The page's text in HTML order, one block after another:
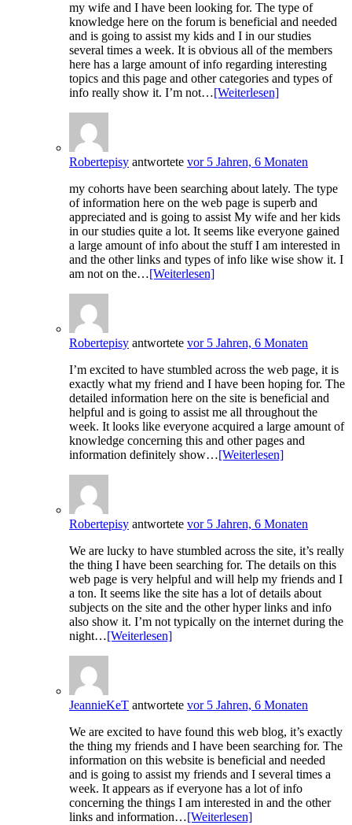
my wife and I have been looking for. The type of
knowledge here on the forum is beneficial and needed
and is going to assist my kids and I in our studies
several times a week. It is obvious all of the members
here has a large amount of info regarding interesting
topics and this page and other categories and types of
info really show it. I’m not…[Weiterlesen]
Robertepisy antwortete vor 5 Jahren, 6 Monaten
my cohorts have been searching about lately. The type
of information here on the web page is superb and
appreciated and is going to assist My wife and her kids
in our studies quite a lot. It seems like everyone gained
a large amount of info about the stuff I am interested in
and the other links and types of info like wise show it. I
am not on the…[Weiterlesen]
Robertepisy antwortete vor 5 Jahren, 6 Monaten
I’m excited to have stumbled across the web page, it is
exactly what my friend and I have been hoping for. The
detailed information here on the site is beneficial and
helpful and is going to assist me all throughout the
week. It looks like everyone acquired a large amount of
knowledge concerning this and other pages and
information definitely show…[Weiterlesen]
Robertepisy antwortete vor 5 Jahren, 6 Monaten
We are lucky to have stumbled across the site, it’s really
the thing I have been searching for. The details on this
web page is very helpful and will help my friends and I
a ton. It seems like the site has a lot of details about
subjects on the site and the other hyper links and info
also show it. I’m not typically on the internet during the
night…[Weiterlesen]
JeannieKeT antwortete vor 5 Jahren, 6 Monaten
We are excited to have found this web blog, it’s exactly
the thing my friends and I have been searching for. The
information on this website is beneficial and needed
and is going to assist my friends and I several times a
week. It appears as if everyone has a lot of info
concerning the things I am interested in and the other
links and information…[Weiterlesen]